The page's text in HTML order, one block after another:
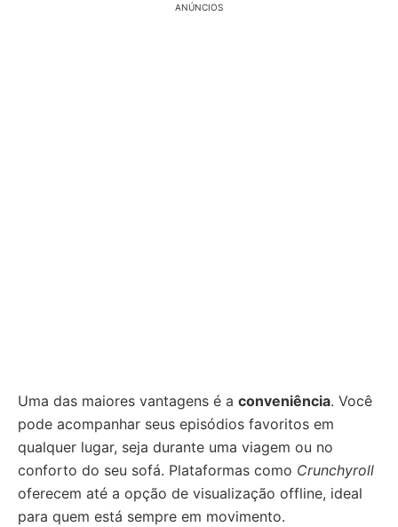
ANÚNCIOS
Uma das maiores vantagens é a conveniência. Você
pode acompanhar seus episódios favoritos em
qualquer lugar, seja durante uma viagem ou no
conforto do seu sofá. Plataformas como Crunchyroll
oferecem até a opção de visualização offline, ideal
para quem está sempre em movimento.